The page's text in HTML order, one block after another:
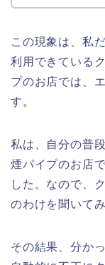
この現象は、私
利用できている
プのお店では、
す。
私は、自分の普
煙パイプのお店
した。なので、
のわけを聞いて
その結果、分か